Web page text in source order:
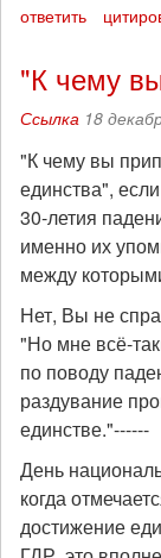
ответить
"К чему
Ссылка 18
"К чему вы
единства",
30-летия
именно их
между
Нет, Вы не
"Но мне всё-
по поводу
раздувание
единстве."------
День
когда
достижение